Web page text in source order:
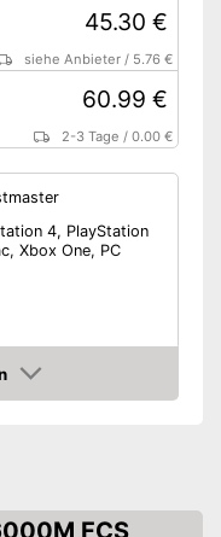
45.30 €
siehe Anbieter / 5.76 €
60.99 €
2-3 Tage /0.00 €
4, PlayStation
Xbox One, PC
x 23.6 cm
FCS